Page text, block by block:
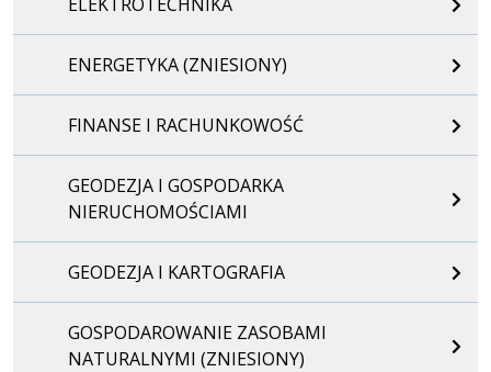
ENERGETYKA (ZNIESIONY)
FINANSE I RACHUNKOWOŚĆ
GEODEZJA I GOSPODARKA
NIERUCHOMOŚCIAMI
GEODEZJA I KARTOGRAFIA
GOSPODAROWANIE ZASOBAMI
NATURALNYMI (ZNIESIONY)